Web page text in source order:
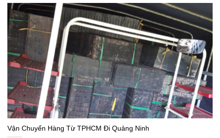
Vận Chuyển Hàng Từ TPHCM Đi Quảng Ninh